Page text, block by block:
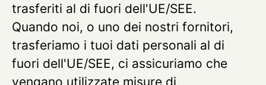
trasferiti al di fuori dell'UE/SEE.
Quando noi, o uno dei nostri fornitori,
trasferiamo i tuoi dati personali al di
fuori dell'UE/SEE, ci assicuriamo che
vengano utilizzate misure di